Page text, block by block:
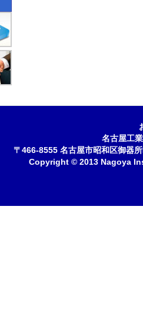
名古屋工
〒466-8555 名古屋市昭和区御
Copyright © 2013 Nagoya